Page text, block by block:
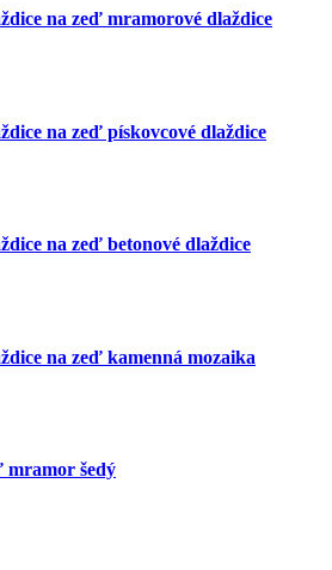
na zeď mramorové dlaždice
na zeď pískovcové dlaždice
na zeď betonové dlaždice
na zeď kamenná mozaika
mramor šedý